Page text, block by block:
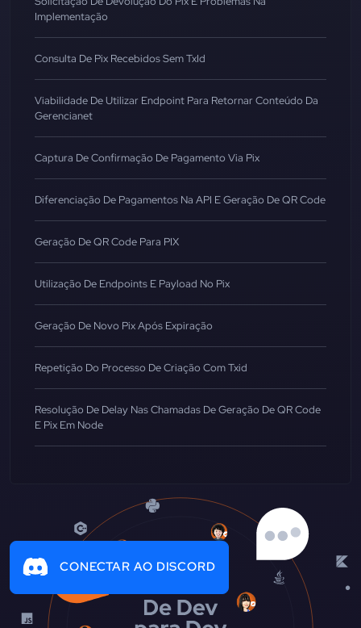
Implementação
Consulta De Pix Recebidos Sem TxId
Viabilidade De Utilizar Endpoint Para Retornar Conteúdo Da
Gerencianet
Captura De Confirmação De Pagamento Via Pix
Diferenciação De Pagamentos Na API E Geração De QR Code
Geração De QR Code Para PIX
Utilização De Endpoints E Payload No Pix
Geração De Novo Pix Após Expiração
Repetição Do Processo De Criação Com Txid
Resolução De Delay Nas Chamadas De Geração De QR Code
E Pix Em Node
CONECTAR AO DISCORD